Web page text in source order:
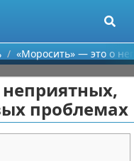
«Моросить» — это о
проблемах